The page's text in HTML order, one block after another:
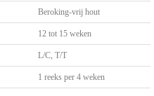
Beroking-vrij hout
12 tot 15 weken
L/C, T/T
1 reeks per 4 weken